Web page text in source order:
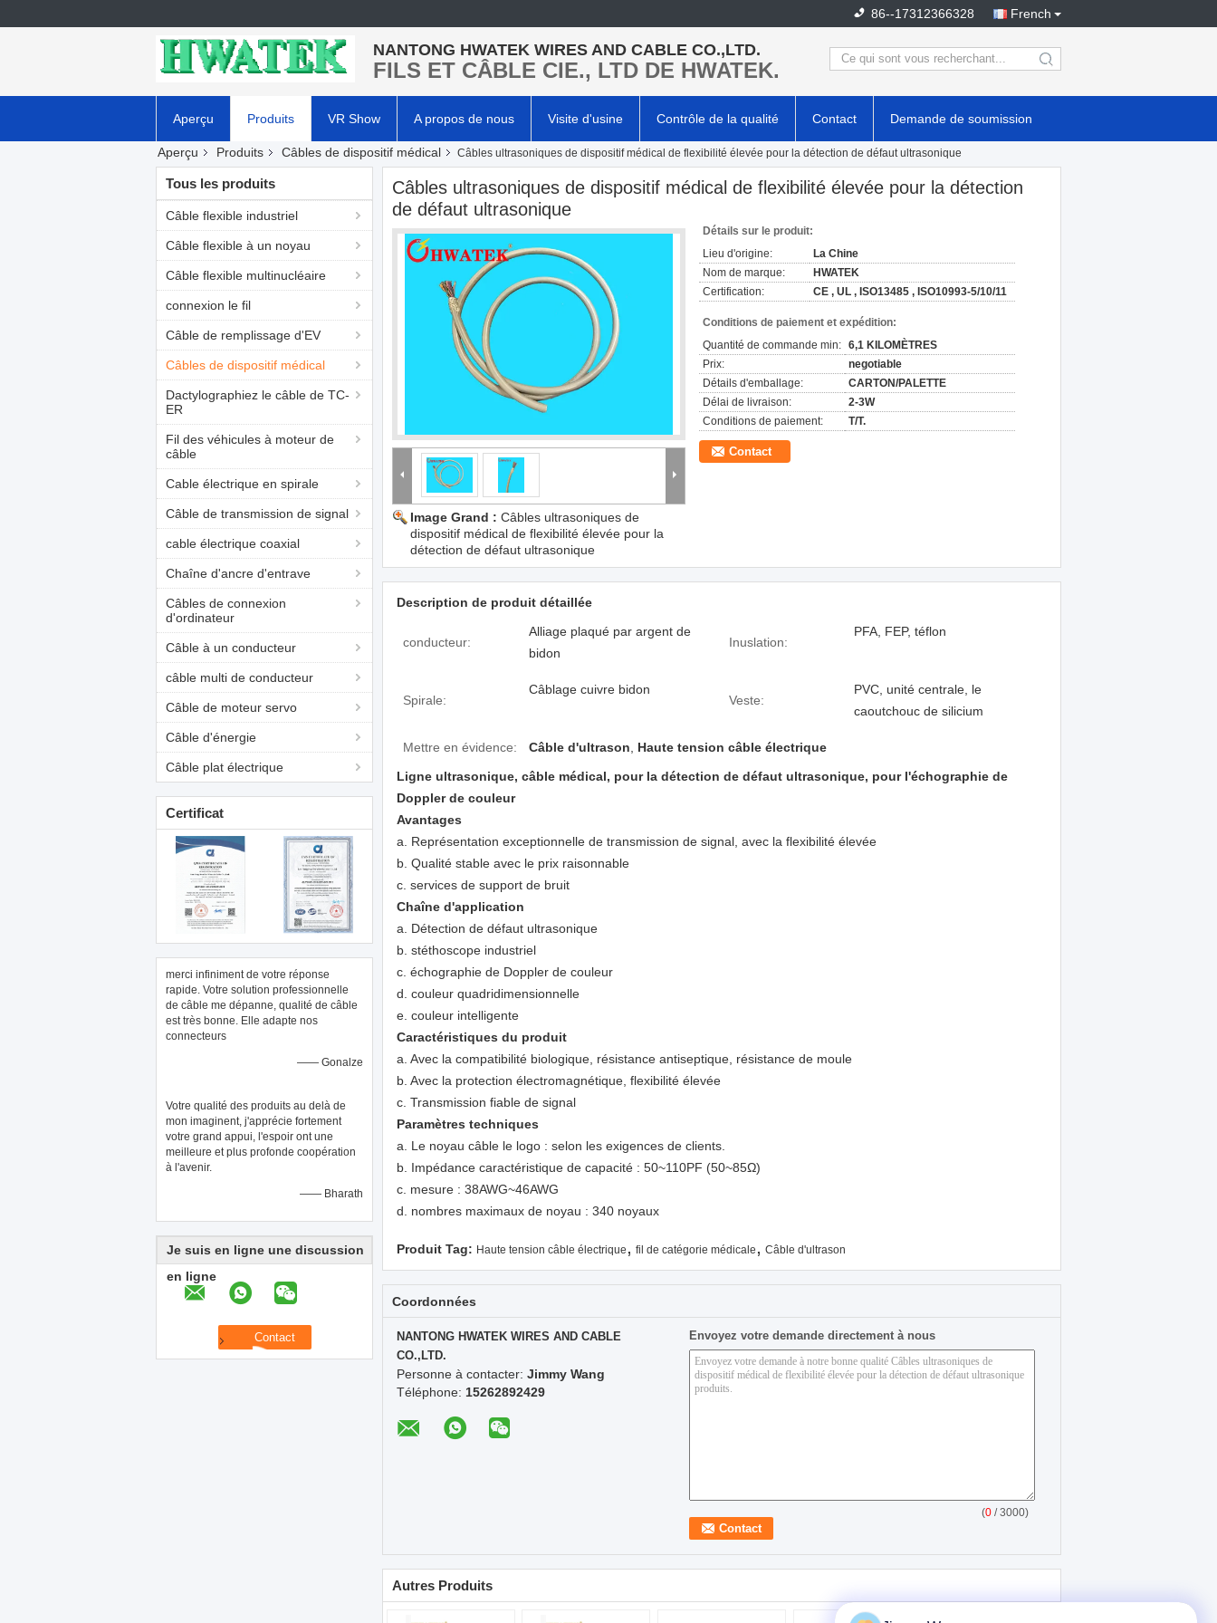
French
86--17312366328
NANTONG HWATEK WIRES AND CABLE CO.,LTD.
FILS ET CÂBLE CIE., LTD DE HWATEK. search
Aperçu Produits VR Show A propos de nous Visite d'usine Contrôle de la qualité Contact Demande de soumission
Aperçu Produits Câbles de dispositif médical Câbles ultrasoniques de dispositif médical de flexibilité élevée pour la détection de défaut ultrasonique
Tous les produits
Câble flexible industriel
Câble flexible à un noyau
Câble flexible multinucléaire
connexion le fil
Câble de remplissage d'EV
Câbles de dispositif médical
Dactylographiez le câble de TC-
ER
Fil des véhicules à moteur de
câble
Cable électrique en spirale
Câble de transmission de signal
cable électrique coaxial
Chaîne d'ancre d'entrave
Câbles de connexion
d'ordinateur
Câble à un conducteur
câble multi de conducteur
Câble de moteur servo
Câble d'énergie
Câble plat électrique
Certificat
merci infiniment de votre réponse
rapide. Votre solution professionnelle
de câble me dépanne, qualité de câble
est très bonne. Elle adapte nos
connecteurs
—— Gonalze
Votre qualité des produits au delà de
mon imaginent, j'apprécie fortement
votre grand appui, l'espoir ont une
meilleure et plus profonde coopération
à l'avenir.
—— Bharath
Je suis en ligne une discussion
en ligne
Câbles ultrasoniques de dispositif médical de flexibilité élevée pour la détection
de défaut ultrasonique
Image Grand : Câbles ultrasoniques de
dispositif médical de flexibilité élevée pour la
détection de défaut ultrasonique
Détails sur le produit:
Lieu d'origine:
La Chine
Nom de marque:
HWATEK
Certification:
CE , UL , ISO13485 , ISO10993-5/10/11
Conditions de paiement et expédition:
Quantité de commande min: 6,1 KILOMÈTRES
Prix:
negotiable
Détails d'emballage:
CARTON/PALETTE
Délai de livraison:
2-3W
Conditions de paiement:
T/T.
Contact
Description de produit détaillée
conducteur:
Alliage plaqué par argent de
bidon
Inuslation:
PFA, FEP, téflon
Spirale:
Câblage cuivre bidon
Veste:
PVC, unité centrale, le
caoutchouc de silicium
Mettre en évidence: Câble d'ultrason
Haute tension câble électrique
Ligne ultrasonique, câble médical, pour la détection de défaut ultrasonique, pour l'échographie de
Doppler de couleur
Avantages
a. Représentation exceptionnelle de transmission de signal, avec la flexibilité élevée
b. Qualité stable avec le prix raisonnable
c. services de support de bruit
Chaîne d'application
a. Détection de défaut ultrasonique
b. stéthoscope industriel
c. échographie de Doppler de couleur
d. couleur quadridimensionnelle
e. couleur intelligente
Caractéristiques du produit
a. Avec la compatibilité biologique, résistance antiseptique, résistance de moule
b. Avec la protection électromagnétique, flexibilité élevée
c. Transmission fiable de signal
Paramètres techniques
a. Le noyau câble le logo : selon les exigences de clients.
b. Impédance caractéristique de capacité : 50~110PF (50~85Ω)
c. mesure : 38AWG~46AWG
d. nombres maximaux de noyau : 340 noyaux
Produit Tag: Haute tension câble électrique , fil de catégorie médicale , Câble d'ultrason
Coordonnées
NANTONG HWATEK WIRES AND CABLE
CO.,LTD.
Personne à contacter: Jimmy Wang
Téléphone: 15262892429
Envoyez votre demande directement à nous
(0 / 3000)
Autres Produits